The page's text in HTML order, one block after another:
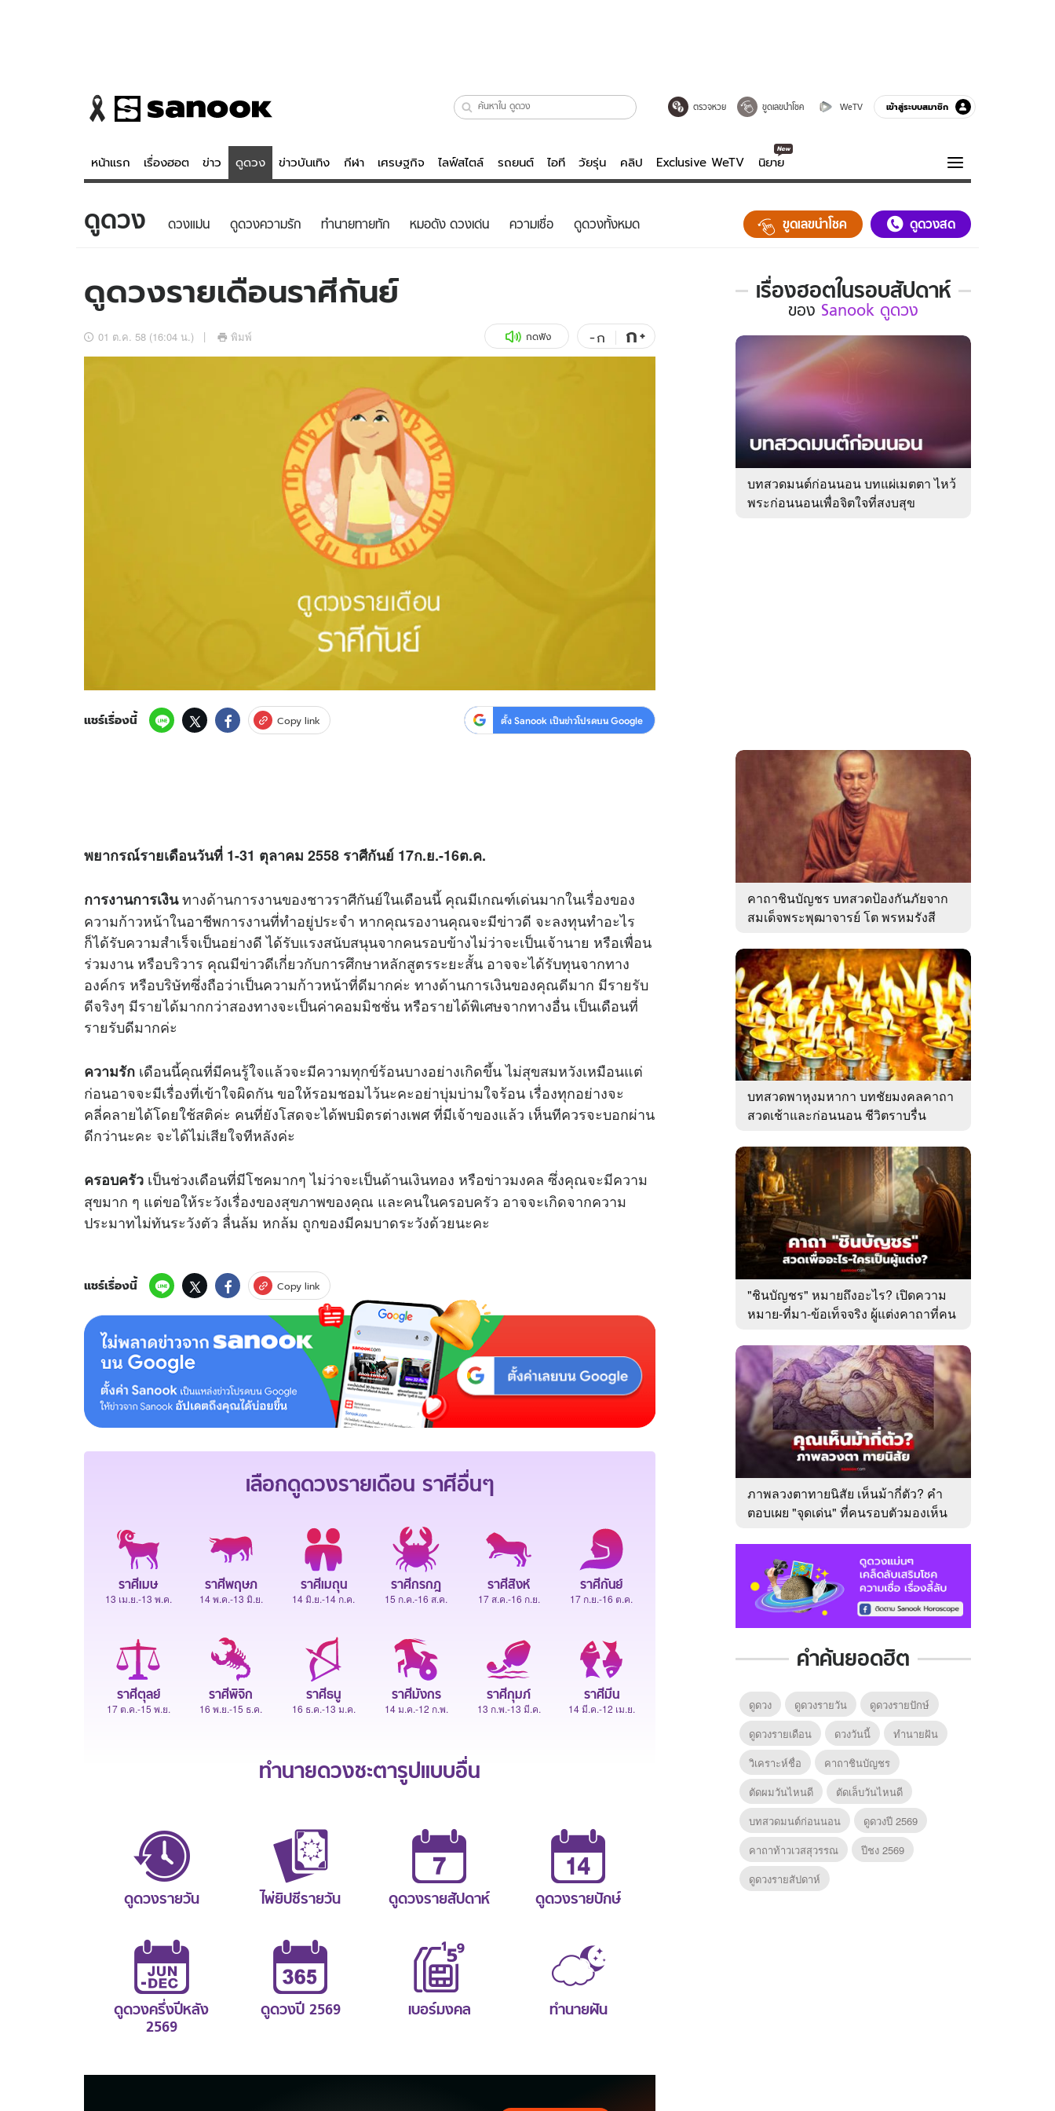
ตรวจหวย ขูดเลขนำโชค WeTV เข้าสู่ระบบสมาชิก
หน้าแรก เรื่องฮอต ข่าว ดูดวง ข่าวบันเทิง กีฬา เศรษฐกิจ ไลฟ์สไตล์ รถยนต์ ไอที วัยรุ่น คลิป Exclusive WeTV นิยาย
ข่าว
ข่าวบันเทิง
ดูดวง - ตรวจหวย
สถิติหวยไทย
ไลฟ์สไตล์
รถยนต์
คลิป
พอดแคสต์
ความรู้รอบตัว
ฮาวทู
ติดตามสนุกโซเชียลได้ที่
ดูดวง ดวงแม่น ดูดวงความรัก ทํานายทายทัก หมอดัง ดวงเด่น ความเชื่อ ดูดวงทั้งหมด ขูดเลขนำโชค ดูดวงสด
ดูดวงรายเดือนราศีกันย์
01 ต.ค. 58 (16:04 น.) พิมพ์ กดฟัง -ก ก+
แชร์เรื่องนี้ Copy link ตั้ง Sanook เป็นข่าวโปรดบน Google
พยากรณ์รายเดือนวันที่ 1-31 ตุลาคม 2558 ราศีกันย์ 17ก.ย.-16ต.ค.
การงานการเงินทางด้านการงานของชาวราศีกันย์ในเดือนนี้ คุณมีเกณฑ์เด่นมากในเรื่องของ
ความก้าวหน้าในอาชีพการงานที่ทำอยู่ประจำ หากคุณรองานคุณจะมีข่าวดี จะลงทุนทำอะไร
ก็ได้รับความสำเร็จเป็นอย่างดี ได้รับแรงสนับสนุนจากคนรอบข้างไม่ว่าจะเป็นเจ้านาย หรือเพื่อน
ร่วมงาน หรือบริวาร คุณมีข่าวดีเกี่ยวกับการศึกษาหลักสูตรระยะสั้น อาจจะได้รับทุนจากทาง
องค์กร หรือบริษัทซึ่งถือว่าเป็นความก้าวหน้าที่ดีมากค่ะ ทางด้านการเงินของคุณดีมาก มีรายรับ
ดีจริงๆ มีรายได้มากกว่าสองทางจะเป็นค่าคอมมิชชั่น หรือรายได้พิเศษจากทางอื่น เป็นเดือนที่
รายรับดีมากค่ะ
ความรัก เดือนนี้คุณที่มีคนรู้ใจแล้วจะมีความทุกข์ร้อนบางอย่างเกิดขึ้น ไม่สุขสมหวังเหมือนแต่
ก่อนอาจจะมีเรื่องที่เข้าใจผิดกัน ขอให้รอมชอมไว้นะคะอย่าบุ่มบ่ามใจร้อน เรื่องทุกอย่างจะ
คลี่คลายได้โดยใช้สติค่ะ คนที่ยังโสดจะได้พบมิตรต่างเพศ ที่มีเจ้าของแล้ว เห็นทีควรจะบอกผ่าน
ดีกว่านะคะ จะได้ไม่เสียใจทีหลังค่ะ
ครอบครัว เป็นช่วงเดือนที่มีโชคมากๆ ไม่ว่าจะเป็นด้านเงินทอง หรือข่าวมงคล ซึ่งคุณจะมีความ
สุขมาก ๆ แต่ขอให้ระวังเรื่องของสุขภาพของคุณ และคนในครอบครัว อาจจะเกิดจากความ
ประมาทไม่ทันระวังตัว ลื่นล้ม หกล้ม ถูกของมีคมบาดระวังด้วยนะคะ
แชร์เรื่องนี้ Copy link
เลือกดูดวงรายเดือน ราศีอื่นๆ
ราศีเมษ
13 เม.ย.-13 พ.ค.
ราศีพฤษภ
14 พ.ค.-13 มิ.ย.
ราศีเมถุน
14 มิ.ย.-14 ก.ค.
ราศีกรกฎ
15 ก.ค.-16 ส.ค.
ราศีสิงห์
17 ส.ค.-16 ก.ย.
ราศีกันย์
17 ก.ย.-16 ต.ค.
ราศีตุลย์
17 ต.ค.-15 พ.ย.
ราศีพิจิก
16 พ.ย.-15 ธ.ค.
ราศีธนู
16 ธ.ค.-13 ม.ค.
ราศีมังกร
14 ม.ค.-12 ก.พ.
ราศีกุมภ์
13 ก.พ.-13 มี.ค.
ราศีมีน
14 มี.ค.-12 เม.ย.
ทำนายดวงชะตารูปแบบอื่น
ดูดวงรายวัน ไพ่ยิปซีรายวัน ดูดวงรายสัปดาห์ ดูดวงรายปักษ์
ดูดวงครึ่งปีหลัง
2569
ดูดวงปี 2569 เบอร์มงคล ทำนายฝัน
เรื่องฮอตในรอบสัปดาห์
เรื่อง
ใน
รอบ
ของ
Sanook
ดูด
ของ Sanook ดูดวง
บทสวดมนต์ก่อนนอน บทแผ่เมตตา ไหว้
พระก่อนนอนเพื่อจิตใจที่สงบสุข
คาถาชินบัญชร บทสวดป้องกันภัยจาก
สมเด็จพระพุฒาจารย์ โต พรหมรังสี
บทสวดพาหุงมหากา บทชัยมงคลคาถา
สวดเช้าและก่อนนอน ชีวิตราบรื่น
"ชินบัญชร" หมายถึงอะไร? เปิดความ
หมาย-ที่มา-ข้อเท็จจริง ผู้แต่งคาถาที่คน
ภาพลวงตาทายนิสัย เห็นม้ากี่ตัว? คำ
ตอบเผย "จุดเด่น" ที่คนรอบตัวมองเห็น
คำค้นยอดฮิต
ดูดวง ดูดวงรายวัน
ดูดวงรายปักษ์
ดูดวงรายเดือน
ดวงวันนี้
ทํานายฝัน
วิเคราะห์ชื่อ
คาถาชินบัญชร
ตัดผมวันไหนดี
ตัดเล็บวันไหนดี
บทสวดมนต์ก่อนนอน
ดูดวงปี 2569
คาถาท้าวเวสสุวรรณ
ปีชง 2569
ดูดวงรายสัปดาห์